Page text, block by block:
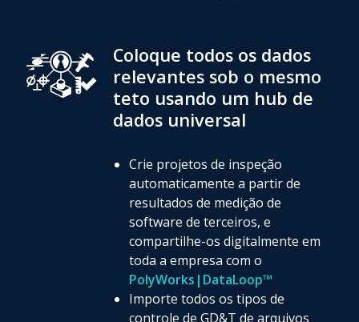
Coloque todos os dados
relevantes sob o mesmo
teto usando um hub de
dados universal
Crie projetos de inspeção
automaticamente a partir de
resultados de medição de
software de terceiros, e
compartilhe-os digitalmente em
toda a empresa com o
PolyWorks|DataLoop™
Importe todos os tipos de
controle de GD&T de arquivos